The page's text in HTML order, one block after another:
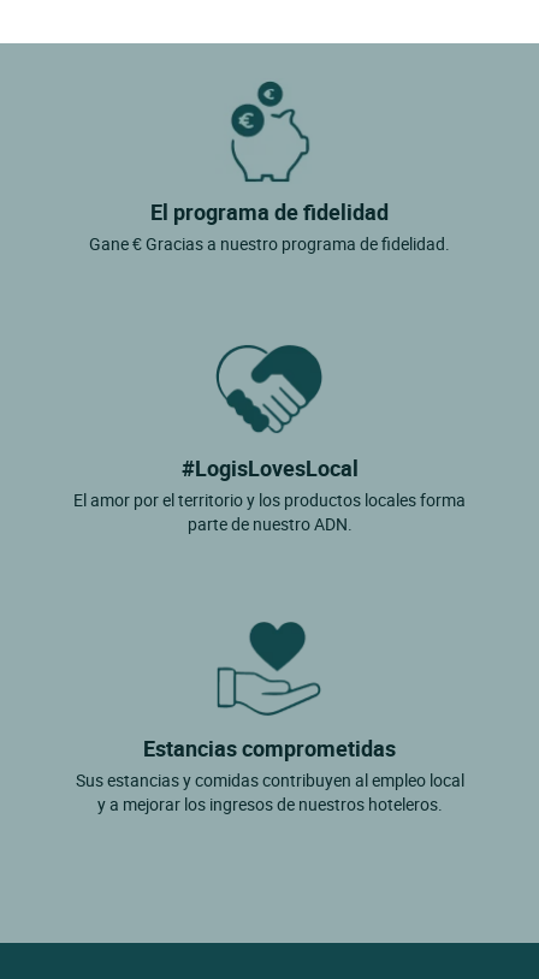
El programa de fidelidad
Gane € Gracias a nuestro programa de fidelidad.
#LogisLovesLocal
El amor por el territorio y los productos locales forma
parte de nuestro ADN.
Estancias comprometidas
Sus estancias y comidas contribuyen al empleo local
y a mejorar los ingresos de nuestros hoteleros.